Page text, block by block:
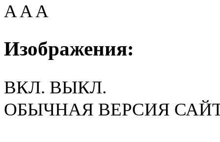
AAA
Изображения:
ВКЛ. ВЫКЛ.
ОБЫЧНАЯ ВЕРСИЯ